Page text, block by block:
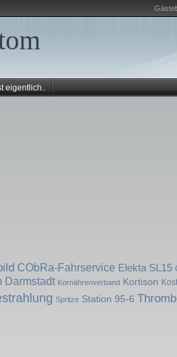
eigentlich..
CObRa-Fahrservice Elekta SL15
Darmstadt Kornährenverband Kortison
Spritze Station 95-6